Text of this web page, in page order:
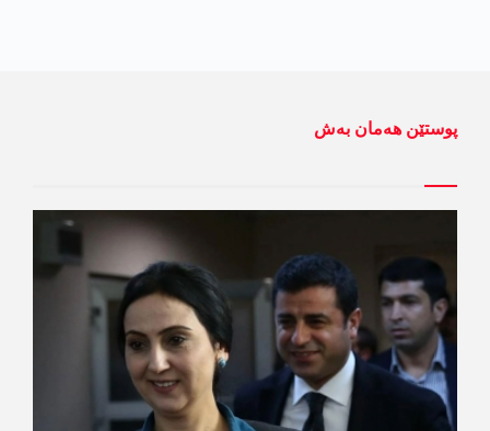
پوستێن ھەمان بەش